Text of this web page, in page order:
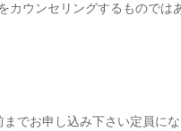
ウンセリングするものでは
でお申し込み下さい定員にな